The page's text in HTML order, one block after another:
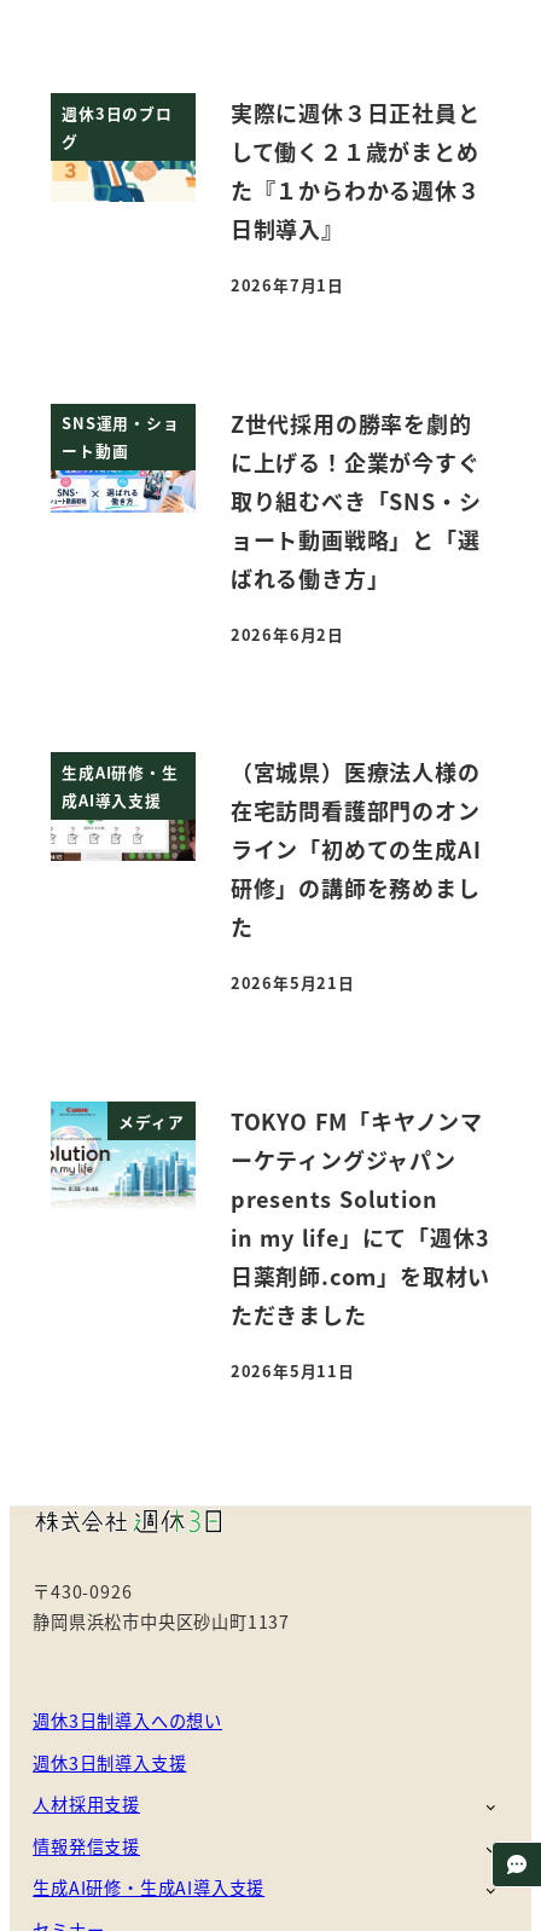
週休3日のブロ
グ
実際に週休３日正社員と
して働く２１歳がまとめ
た『１からわかる週休３
日制導入』
投稿日
2026年7月1日
SNS運用・ショ
ート動画
Z世代採用の勝率を劇的
に上げる！企業が今すぐ
取り組むべき「SNS・シ
ョート動画戦略」と「選
ばれる働き方」
投稿日
2026年6月2日
生成AI研修・生
成AI導入支援
（宮城県）医療法人様の
在宅訪問看護部門のオン
ライン「初めての生成AI
研修」の講師を務めまし
た
投稿日
2026年5月21日
メディア
TOKYO FM「キヤノンマ
ーケティングジャパン
presents Solution
in my life」にて「週休3
日薬剤師.com」を取材い
ただきました
投稿日
2026年5月11日
〒430-0926
静岡県浜松市中央区砂山町1137
週休3日制導入への想い
週休3日制導入支援
人材採用支援
情報発信支援
生成AI研修・生成AI導入支援